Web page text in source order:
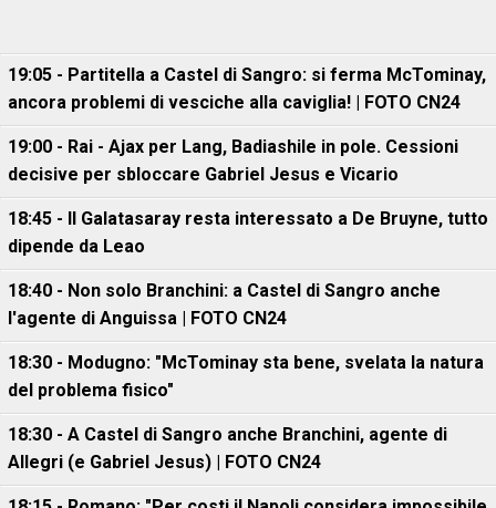
19:05 - Partitella a Castel di Sangro: si ferma McTominay,
ancora problemi di vesciche alla caviglia! | FOTO CN24
19:00 - Rai - Ajax per Lang, Badiashile in pole. Cessioni
decisive per sbloccare Gabriel Jesus e Vicario
18:45 - Il Galatasaray resta interessato a De Bruyne, tutto
dipende da Leao
18:40 - Non solo Branchini: a Castel di Sangro anche
l'agente di Anguissa | FOTO CN24
18:30 - Modugno: "McTominay sta bene, svelata la natura
del problema fisico"
18:30 - A Castel di Sangro anche Branchini, agente di
Allegri (e Gabriel Jesus) | FOTO CN24